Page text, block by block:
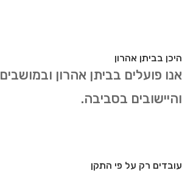
היכן בביתן אהרון
אנו פועלים בביתן אהרון ובמושבים
והיישובים בסביבה.
עובדים רק על פי התקן